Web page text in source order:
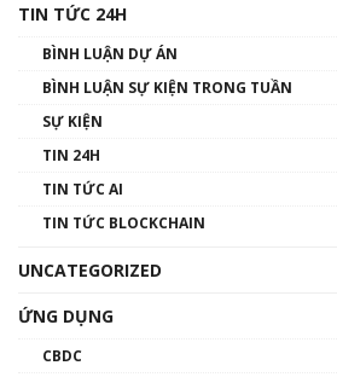
TIN TỨC 24H
BÌNH LUẬN DỰ ÁN
BÌNH LUẬN SỰ KIỆN TRONG TUẦN
SỰ KIỆN
TIN 24H
TIN TỨC AI
TIN TỨC BLOCKCHAIN
UNCATEGORIZED
ỨNG DỤNG
CBDC